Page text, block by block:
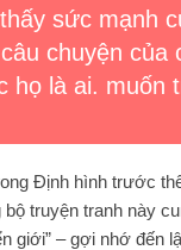
sức mạnh
chuyện của
họ là ai. muốn
Định hình trước
truyện tranh này
– gợi nhớ đến